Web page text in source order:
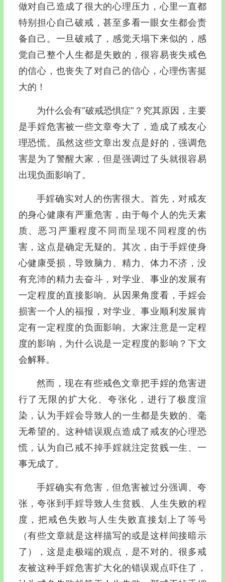
做对自己造成了很大的心理压力，心里一直都
特别担心自己破戒，甚至多看一眼女生都会责
备自己。一旦破戒了，感觉天塌下来似的，感
觉自己整个人生都是失败的，很容易丧失戒色
的信心，也丧失了对自己的信心，心理伤害挺
大的！
为什么会有“破戒恐惧症”？究其原因，主要
是手婬危害被一些文章夸大了，造成了戒友心
理恐慌。虽然这些文章出发点是好的，强调危
害是为了警醒大家，但是强调过了头就很容易
出现负面影响了。
手婬确实对人的伤害很大。首先，对戒友
的身心健康有严重危害，由于每个人的先天素
质、恶习严重程度不同而呈现不同程度的伤
害，这点是确定无疑的。其次，由于手婬使身
心健康受损，导致脑力、精力、体力不济，没
有充沛的精力去奋斗，对学业、事业的发展有
一定程度的直接影响。从因果角度看，手婬会
损害一个人的福报，对学业、事业顺利发展肯
定有一定程度的负面影响。大家注意是一定程
度的影响，为什么说是一定程度的影响？下文
会解释。
然而，现在有些戒色文章把手婬的危害进
行了无限的扩大化、夸张化，进行了极度渲
染，认为手婬会导致人的一生都是失败的、毫
无希望的。这种错误观点造成了戒友的心理恐
慌，认为自己戒不掉手婬就注定贫贱一生、一
事无成了。
手婬确实有危害，但危害被过分强调、夸
张，夸张到手婬导致人生贫贱、人生失败的程
度，把戒色失败与人生失败直接划上了等号
（有些文章就是这样描写的或是这样间接暗示
了），这是走极端的观点，是不对的。很多戒
友被这种手婬危害扩大化的错误观点吓住了，